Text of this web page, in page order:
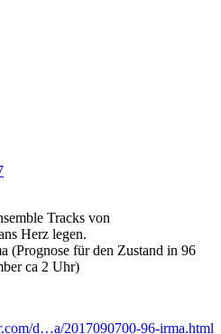
Tracks von
Herz legen.
(Prognose für den Zustand in 96
ca 2 Uhr)
d…a/2017090700-96-irma.html